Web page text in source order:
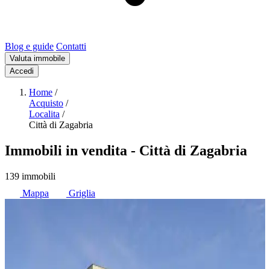
Blog e guide Contatti
Valuta immobile
Accedi
Home /
Acquisto /
Localita /
Città di Zagabria
Immobili in vendita - Città di Zagabria
139 immobili
Mappa
Griglia